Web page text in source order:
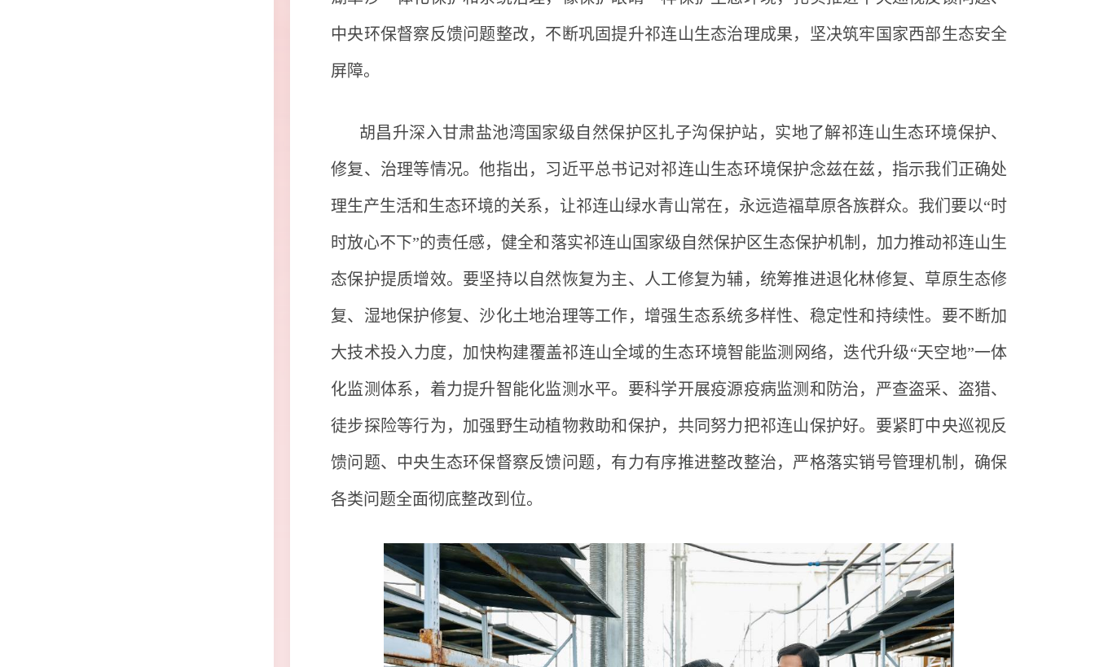
中央环保督察反馈问题整改，不断巩固提升祁连山生态治理成果，坚决筑牢国家西部生态安全
屏障。
胡昌升深入甘肃盐池湾国家级自然保护区扎子沟保护站，实地了解祁连山生态环境保护、
修复、治理等情况。他指出，习近平总书记对祁连山生态环境保护念兹在兹，指示我们正确处
理生产生活和生态环境的关系，让祁连山绿水青山常在，永远造福草原各族群众。我们要以“时
时放心不下”的责任感，健全和落实祁连山国家级自然保护区生态保护机制，加力推动祁连山生
态保护提质增效。要坚持以自然恢复为主、人工修复为辅，统筹推进退化林修复、草原生态修
复、湿地保护修复、沙化土地治理等工作，增强生态系统多样性、稳定性和持续性。要不断加
大技术投入力度，加快构建覆盖祁连山全域的生态环境智能监测网络，迭代升级“天空地”一体
化监测体系，着力提升智能化监测水平。要科学开展疫源疫病监测和防治，严查盗采、盗猎、
徒步探险等行为，加强野生动植物救助和保护，共同努力把祁连山保护好。要紧盯中央巡视反
馈问题、中央生态环保督察反馈问题，有力有序推进整改整治，严格落实销号管理机制，确保
各类问题全面彻底整改到位。